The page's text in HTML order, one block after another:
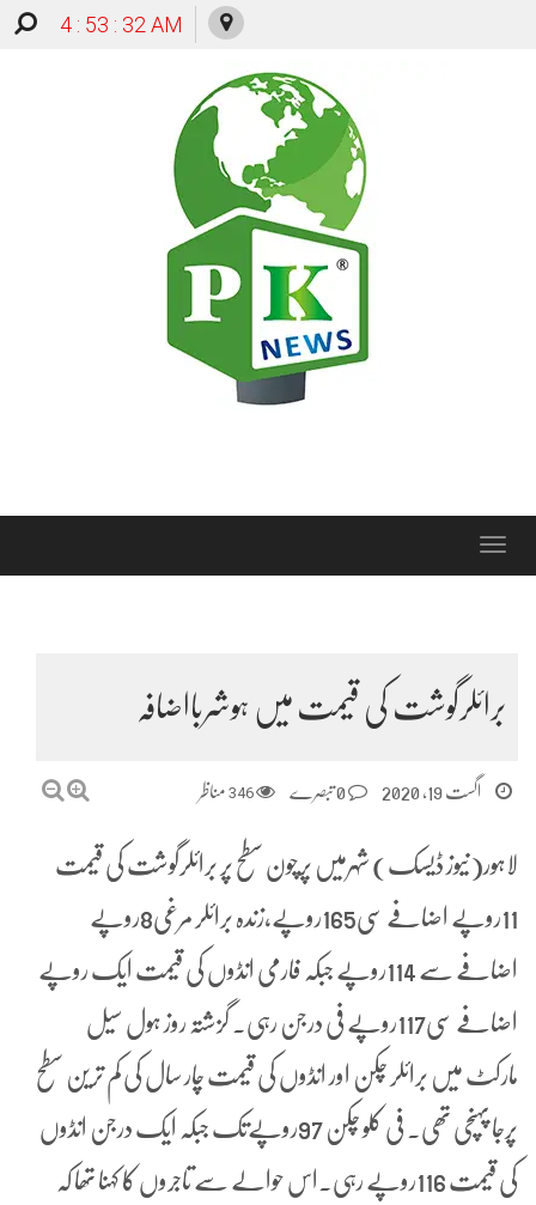
4 : 53 : 32 AM
Toggle
برائلرگوشت کی قیمت میں ہوشربااضافہ
اگست 19, 2020 346 مناظر
لاہور(نیوز ڈیسک) شہرمیں پرچون سطح پر برائلرگوشت کی قیمت
11روپے اضافے سی165روپے،زندہ برائلر مرغی8روپے
اضافے سے 114روپے جبکہ فارمی انڈوں کی قیمت ایک روپے
اضافے سی117روپے فی درجن رہی۔ گزشتہ روز ہول سیل
مارکٹ میں برائلر چکن اور انڈوں کی قیمت چار سال کی کم ترین سطح
پرجا پہنچی تھی۔ فی کلو چکن 97روپےتک جبکہ ایک درجن انڈوں
کی قیمت 116روپے رہی۔اس حوالے سے تاجروں کا کہنا تھا کہ